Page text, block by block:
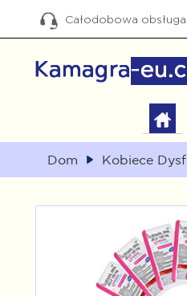
Całodobowa
Dom Kobiece